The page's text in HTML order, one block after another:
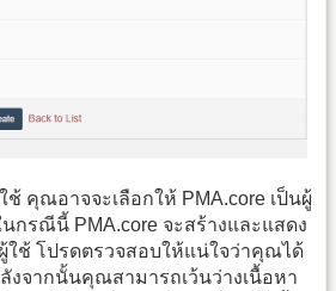
คุณอาจจะเลือกให้ PMA.core เป็นผู้
กรณีนี้ PMA.core จะสร้างและแสดง
ใช้ โปรดตรวจสอบให้แน่ใจว่าคุณได้
งจากนั้นคุณสามารถเว้นว่างเนื้อหา